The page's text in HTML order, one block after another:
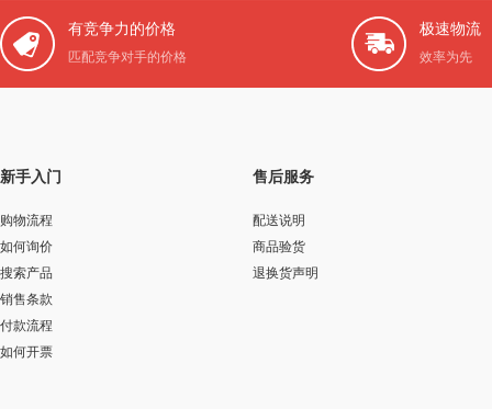
有竞争力的价格
匹配竞争对手的价格
极速物流
效率为先
新手入门
购物流程
如何询价
搜索产品
销售条款
付款流程
如何开票
售后服务
配送说明
商品验货
退换货声明